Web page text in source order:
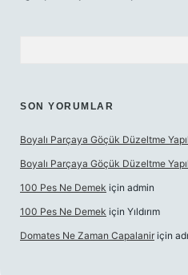
SON YORUMLAR
Boyalı Parçaya Göçük Düzeltme
Boyalı Parçaya Göçük Düzeltme
100 Pes Ne Demek için admin
100 Pes Ne Demek için Yıldırım
Domates Ne Zaman Capalanir için